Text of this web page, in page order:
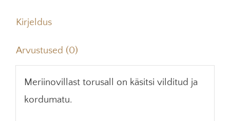
Kirjeldus
Arvustused (0)
Meriinovillast torusall on käsitsi vilditud ja
kordumatu.